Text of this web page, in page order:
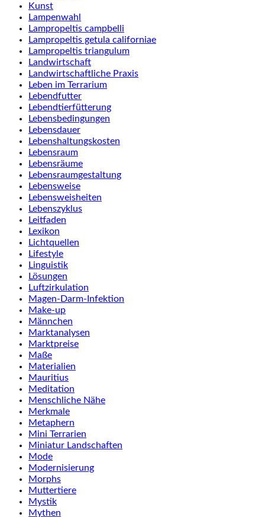
Kunst
Lampenwahl
Lampropeltis campbelli
Lampropeltis getula californiae
Lampropeltis triangulum
Landwirtschaft
Landwirtschaftliche Praxis
Leben im Terrarium
Lebendfutter
Lebendtierfütterung
Lebensbedingungen
Lebensdauer
Lebenshaltungskosten
Lebensraum
Lebensräume
Lebensraumgestaltung
Lebensweise
Lebensweisheiten
Lebenszyklus
Leitfaden
Lexikon
Lichtquellen
Lifestyle
Linguistik
Lösungen
Luftzirkulation
Magen-Darm-Infektion
Make-up
Männchen
Marktanalysen
Marktpreise
Maße
Materialien
Mauritius
Meditation
Menschliche Nähe
Merkmale
Metaphern
Mini Terrarien
Miniatur Landschaften
Mode
Modernisierung
Morphs
Muttertiere
Mystik
Mythen